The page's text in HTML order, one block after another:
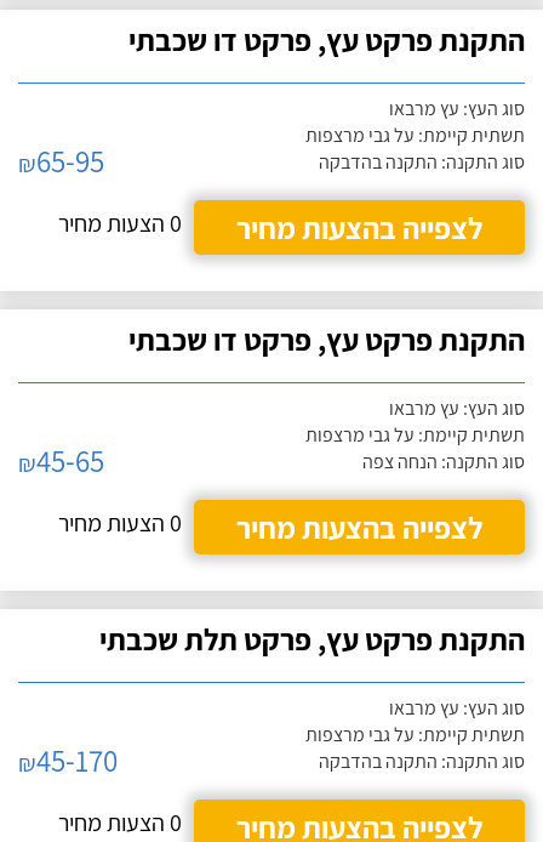
התקנת פרקט עץ, פרקט דו שכבתי
סוג העץ: עץ מרבאו
תשתית קיימת: על גבי מרצפות
סוג התקנה: התקנה בהדבקה
₪65-95
לצפייה בהצעות מחיר
0 הצעות מחיר
התקנת פרקט עץ, פרקט דו שכבתי
סוג העץ: עץ מרבאו
תשתית קיימת: על גבי מרצפות
סוג התקנה: הנחה צפה
₪45-65
לצפייה בהצעות מחיר
0 הצעות מחיר
התקנת פרקט עץ, פרקט תלת שכבתי
סוג העץ: עץ מרבאו
תשתית קיימת: על גבי מרצפות
סוג התקנה: התקנה בהדבקה
₪45-170
לצפייה בהצעות מחיר
0 הצעות מחיר